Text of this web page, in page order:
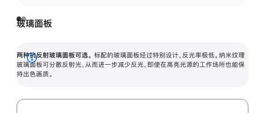
玻璃面板
两种抗反射玻璃面板可选。 标配的玻璃面板经过特别设计，反光率极低。纳米纹理
玻璃面板可分散反射光，从而进一步减少反光，即使在高亮光源的工作场所也能保
持出色画质。
展
开